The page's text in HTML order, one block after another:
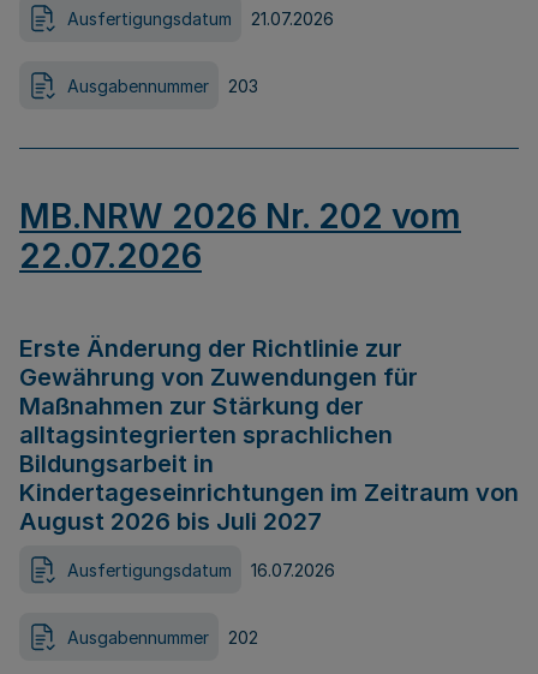
Ausfertigungsdatum 21.07.2026
Ausgabennummer 203
MB.NRW 2026 Nr. 202 vom
22.07.2026
Erste Änderung der Richtlinie zur
Gewährung von Zuwendungen für
Maßnahmen zur Stärkung der
alltagsintegrierten sprachlichen
Bildungsarbeit in
Kindertageseinrichtungen im Zeitraum von
August 2026 bis Juli 2027
Ausfertigungsdatum 16.07.2026
Ausgabennummer 202